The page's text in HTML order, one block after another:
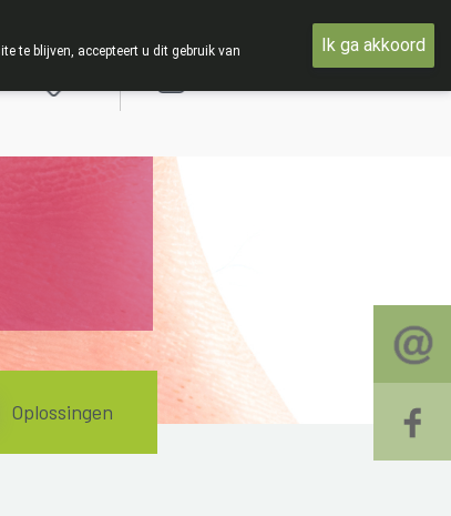
Oplossingen
te blijven, accepteert u dit gebruik van
Ik ga akkoord